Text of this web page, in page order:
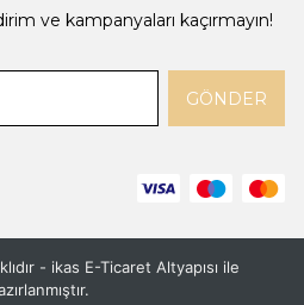
ve kampanyaları kaçırmayın!
GÖNDER
- ikas E-Ticaret Altyapısı ile